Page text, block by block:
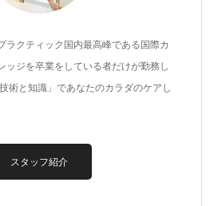
ラクティック国内最高峰である国際カ
ッジを卒業をしている者だけが勤務し
術と知識」であなたのカラダのケアし
スタッフ紹介